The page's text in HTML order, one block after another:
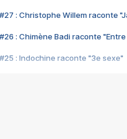
#27 : Christophe Willem raconte
#26 : Chimène Badi raconte
#25 : Indochine raconte "3e sexe"